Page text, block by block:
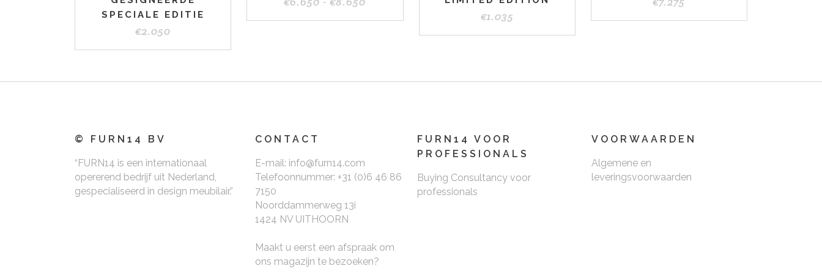
SPECIALE EDITIE
€2.050
tot €1.035
© FURN14 BV
“FURN14 is een internationaal
opererend bedrijf uit Nederland,
gespecialiseerd in design meubilair.”
CONTACT
E-mail: info@furn14.com
Telefoonnummer: +31 (0)6 46 86
7150
Noorddammerweg 13i
1424 NV UITHOORN
Maakt u eerst een afspraak om
ons magazijn te bezoeken?
FURN14 VOOR
PROFESSIONALS
Buying Consultancy voor
professionals
VOORWAARDEN
Algemene en
leveringsvoorwaarden